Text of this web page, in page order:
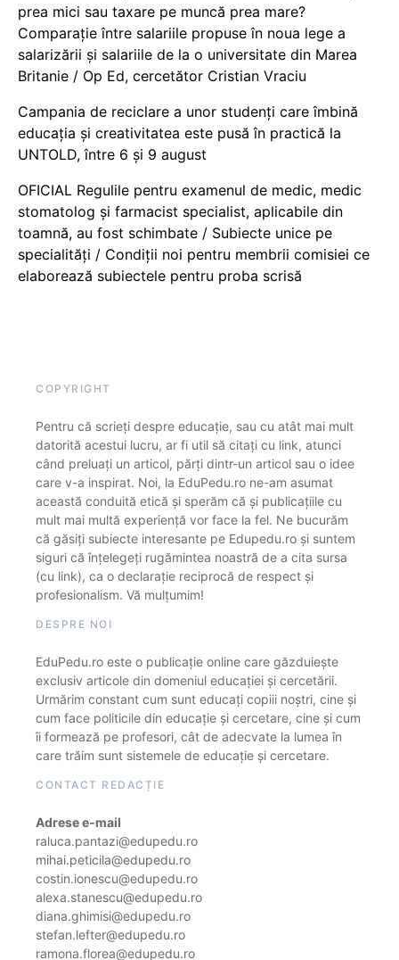
prea mici sau taxare pe muncă prea mare?
Comparație între salariile propuse în noua lege a
salarizării și salariile de la o universitate din Marea
Britanie / Op Ed, cercetător Cristian Vraciu
Campania de reciclare a unor studenți care îmbină
educația și creativitatea este pusă în practică la
UNTOLD, între 6 și 9 august
OFICIAL Regulile pentru examenul de medic, medic
stomatolog și farmacist specialist, aplicabile din
toamnă, au fost schimbate / Subiecte unice pe
specialități / Condiții noi pentru membrii comisiei ce
elaborează subiectele pentru proba scrisă
COPYRIGHT
Pentru că scrieți despre educație, sau cu atât mai mult
datorită acestui lucru, ar fi util să citați cu link, atunci
când preluați un articol, părți dintr-un articol sau o idee
care v-a inspirat. Noi, la EduPedu.ro ne-am asumat
această conduită etică și sperăm că și publicațiile cu
mult mai multă experiență vor face la fel. Ne bucurăm
că găsiți subiecte interesante pe Edupedu.ro și suntem
siguri că înțelegeți rugămintea noastră de a cita sursa
(cu link), ca o declarație reciprocă de respect și
profesionalism. Vă mulțumim!
DESPRE NOI
EduPedu.ro este o publicație online care găzduiește
exclusiv articole din domeniul educației și cercetării.
Urmărim constant cum sunt educați copiii noștri, cine și
cum face politicile din educație și cercetare, cine și cum
îi formează pe profesori, cât de adecvate la lumea în
care trăim sunt sistemele de educație și cercetare.
CONTACT REDACȚIE
Adrese e-mail
raluca.pantazi@edupedu.ro
mihai.peticila@edupedu.ro
costin.ionescu@edupedu.ro
alexa.stanescu@edupedu.ro
diana.ghimisi@edupedu.ro
stefan.lefter@edupedu.ro
ramona.florea@edupedu.ro